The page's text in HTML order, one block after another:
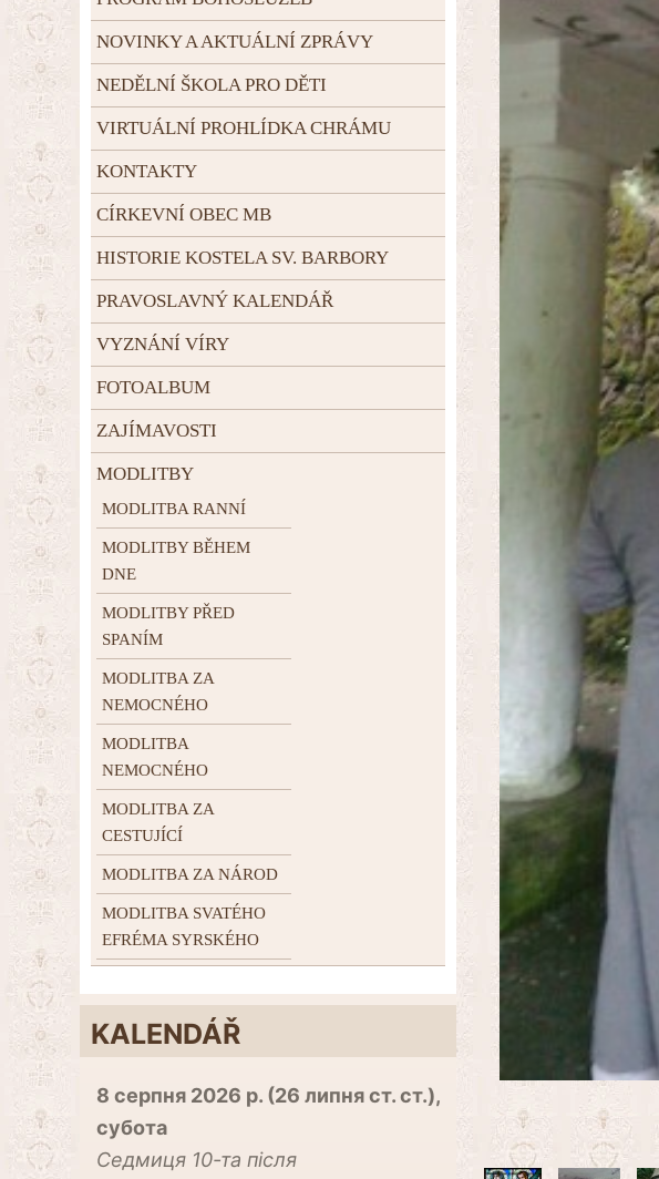
NOVINKY A AKTUÁLNÍ ZPRÁVY
NEDĚLNÍ ŠKOLA PRO DĚTI
VIRTUÁLNÍ PROHLÍDKA CHRÁMU
KONTAKTY
CÍRKEVNÍ OBEC MB
HISTORIE KOSTELA SV. BARBORY
PRAVOSLAVNÝ KALENDÁŘ
VYZNÁNÍ VÍRY
FOTOALBUM
ZAJÍMAVOSTI
MODLITBY
MODLITBA RANNÍ
MODLITBY BĚHEM
DNE
MODLITBY PŘED
SPANÍM
MODLITBA ZA
NEMOCNÉHO
MODLITBA
NEMOCNÉHO
MODLITBA ZA
CESTUJÍCÍ
MODLITBA ZA NÁROD
MODLITBA SVATÉHO
EFRÉMA SYRSKÉHO
KALENDÁŘ
8 серпня 2026 р. (26 липня ст. ст.),
субота
Cедмиця 10-та після